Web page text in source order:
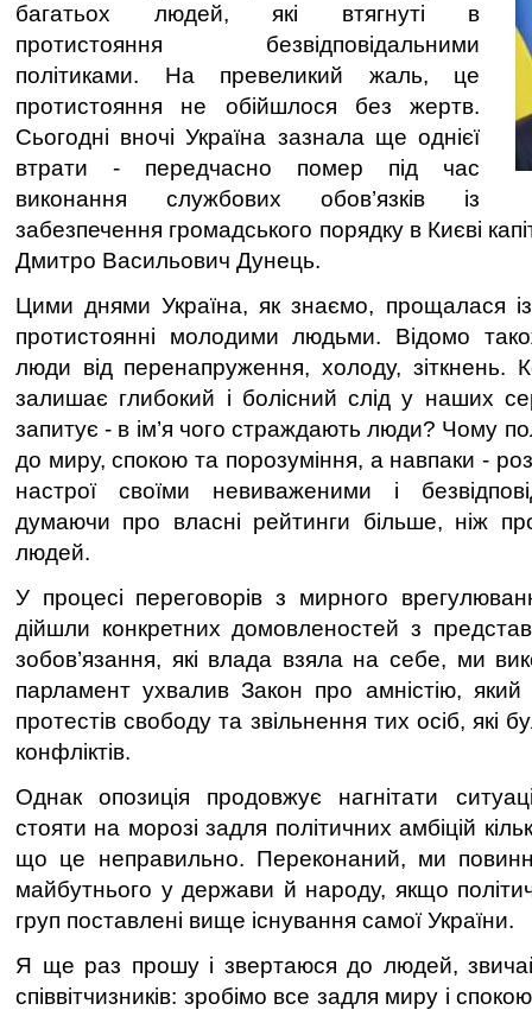
багатьох людей, які втягнуті в
протистояння безвідповідальними
політиками. На превеликий жаль, це
протистояння не обійшлося без жертв.
Сьогодні вночі Україна зазнала ще однієї
втрати - передчасно помер під час
виконання службових обов’язків із
забезпечення громадського порядку в Києві
Дмитро Васильович Дунець.
Цими днями Україна, як знаємо, прощалася
протистоянні молодими людьми. Відомо
люди від перенапруження, холоду, зіткнень.
залишає глибокий і болісний слід у наших
запитує - в ім’я чого страждають люди? Чому
до миру, спокою та порозуміння, а навпаки -
настрої своїми невиваженими і
думаючи про власні рейтинги більше, ніж
людей.
У процесі переговорів з мирного
дійшли конкретних домовленостей з
зобов’язання, які влада взяла на себе, ми
парламент ухвалив Закон про амністію, який
протестів свободу та звільнення тих осіб, які
конфліктів.
Однак опозиція продовжує нагнітати
стояти на морозі задля політичних амбіцій
що це неправильно. Переконаний, ми
майбутнього у держави й народу, якщо
груп поставлені вище існування самої України.
Я ще раз прошу і звертаюся до людей,
співвітчизників: зробімо все задля миру і